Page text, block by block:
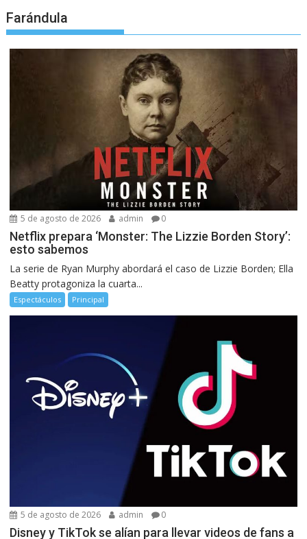
Farándula
5 de agosto de 2026 admin 0
Netflix prepara ‘Monster: The Lizzie Borden Story’:
esto sabemos
La serie de Ryan Murphy abordará el caso de Lizzie Borden; Ella
Beatty protagoniza la cuarta...
Espectáculos Principal
5 de agosto de 2026 admin 0
Disney y TikTok se alían para llevar videos de fans a